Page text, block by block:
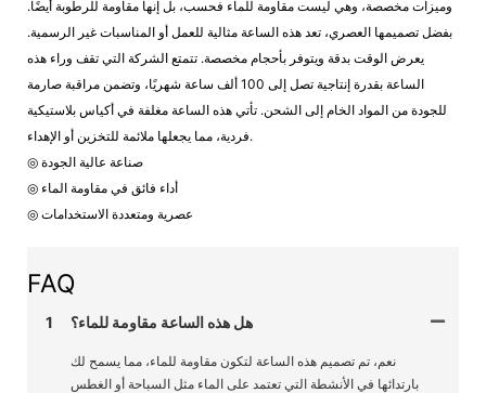
وميزات مخصصة، وهي ليست مقاومة للماء فحسب، بل إنها مقاومة للرطوبة أيضًا.
بفضل تصميمها العصري، تعد هذه الساعة مثالية للعمل أو المناسبات غير الرسمية.
يعرض الوقت بدقة ويتوفر بأحجام مخصصة. تتمتع الشركة التي تقف وراء هذه
الساعة بقدرة إنتاجية تصل إلى 100 ألف ساعة شهريًا، وتضمن مراقبة صارمة
للجودة من المواد الخام إلى الشحن. تأتي هذه الساعة مغلفة في أكياس بلاستيكية
فردية، مما يجعلها ملائمة للتخزين أو الإهداء.
◎ أداء فائق في مقاومة الماء
◎ عصرية ومتعددة الاستخدامات
FAQ
1 هل هذه الساعة مقاومة للماء؟
نعم، تم تصميم هذه الساعة لتكون مقاومة للماء، مما يسمح لك
بارتدائها في الأنشطة التي تعتمد على الماء مثل السباحة أو الغطس